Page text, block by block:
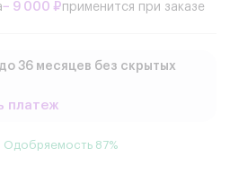
− 9 000 ₽применится при заказе
36 месяцев без скрытых
платеж
Одобряемость 87%